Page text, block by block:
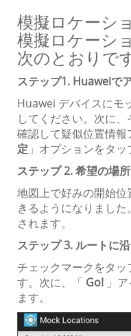
模擬ロケーシ
模擬ロケーシ
次のとおりです
ステップ1. Huaweiで
Huawei デバイスにモ
してください。次に
確認して疑似位置情
定 」オプションをタッ
ステップ 2. 希望の場
地図上で好みの開始
きるようになりまし
されます。
ステップ 3. ルートに
チェックマークをタ
す。次に、「 Go! 」
ます。